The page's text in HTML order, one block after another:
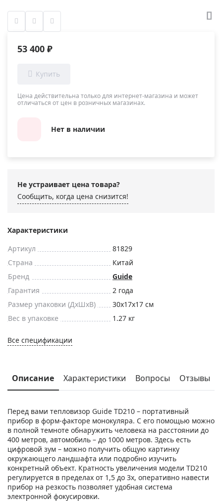
53 400 ₽
Цена действительна только для интернет-магазина и может
отличаться от цен в розничных магазинах.
Нет в наличии
Не устраивает цена товара?
Сообщить, когда цена снизится!
Характеристики
Артикул
81829
Страна
Китай
Бренд
Guide
Гарантия
2 года
Размер упаковки (ДxШxВ)
30x17x17 см
Вес в упаковке
1.27 кг
Все спецификации
Описание Характеристики Вопросы Отзывы
Перед вами тепловизор Guide TD210 – портативный
прибор в форм-факторе монокуляра. С его помощью можно
в полной темноте обнаружить человека на расстоянии до
400 метров, автомобиль – до 1000 метров. Здесь есть
цифровой зум – можно получить общую картинку
окружающего ландшафта или подробно изучить
конкретный объект. Кратность увеличения модели TD210
регулируется в пределах от 1,5 до 3x, оперативно навести
прибор на резкость позволяет удобная система
электронной фокусировки.